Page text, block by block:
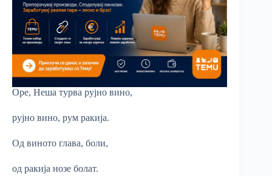
Оре, Неша турва рујно вино,
рујно вино, рум ракија.
Од виното глава, боли,
од ракија нозе болат.